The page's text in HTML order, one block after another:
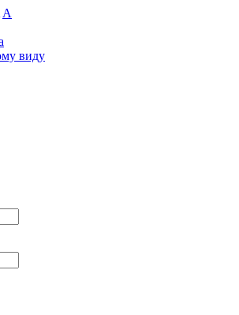
A
виду